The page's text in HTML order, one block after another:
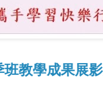
果展影片點此